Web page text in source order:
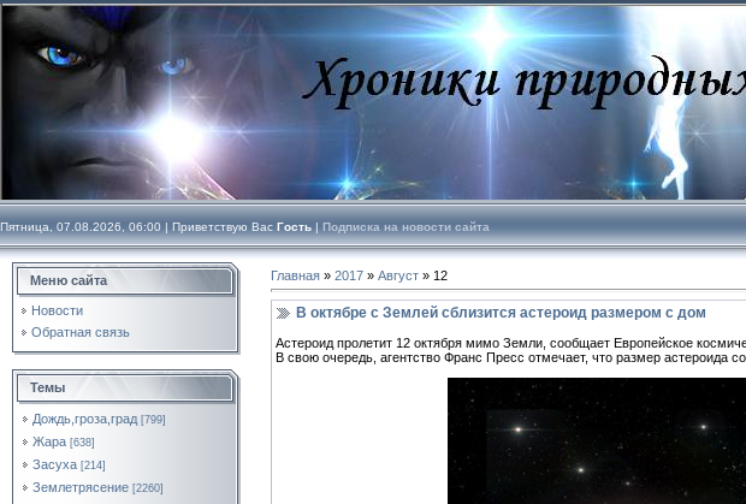
Пятница, 07.08.2026, 06:00 | Приветствую Вас Гость | Подписка на новости сайта
Меню сайта
Новости
Обратная связь
Темы
Дождь,гроза,град [799]
Жара [638]
Засуха [214]
Землетрясение [2260]
Главная » 2017 » Август » 12
В октябре с Землей сблизится астероид размером с дом
Астероид пролетит 12 октября мимо Земли, сообщает Европейское
В свою очередь, агентство Франс Пресс отмечает, что размер астероида